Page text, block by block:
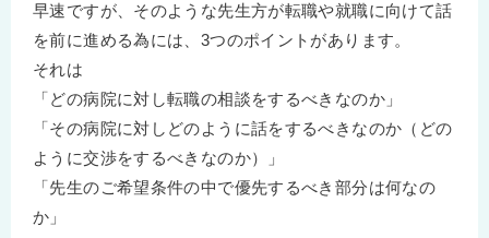
早速ですが、そのような先生方が転職や就職に向けて話
を前に進める為には、3つのポイントがあります。
それは
「どの病院に対し転職の相談をするべきなのか」
「その病院に対しどのように話をするべきなのか（どの
ように交渉をするべきなのか）」
「先生のご希望条件の中で優先するべき部分は何なの
か」